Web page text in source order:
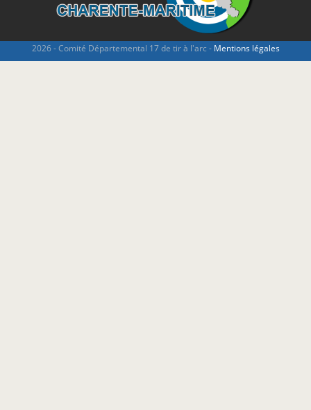
2026 - Comité Départemental 17 de tir à l'arc - Mentions légales